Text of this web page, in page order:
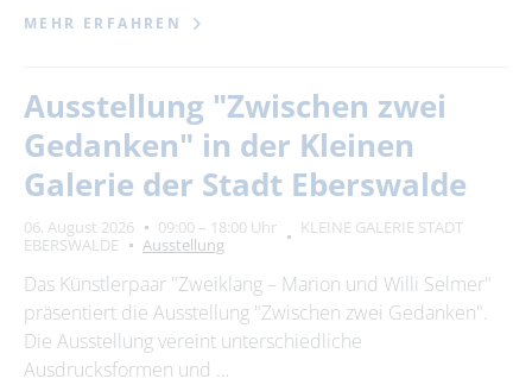
Suchbegriff
bitte wählen
Ort
SUCHEN
MEHR ERFAHREN
Ausstellung "Zwischen zwei
Gedanken" in der Kleinen
Galerie der Stadt Eberswalde
06. August 2026 09:00 – 18:00 Uhr
KLEINE GALERIE STADT
EBERSWALDE
Ausstellung
Das Künstlerpaar "Zweiklang – Marion und Willi Selmer"
präsentiert die Ausstellung "Zwischen zwei Gedanken".
Die Ausstellung vereint unterschiedliche
Ausdrucksformen und …